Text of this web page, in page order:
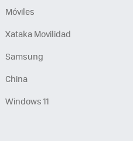
Móviles
Xataka Movilidad
Samsung
China
Windows 11